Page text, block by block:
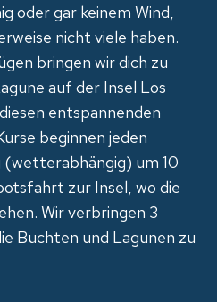
oder gar keinem Wind,
nicht viele haben.
bringen wir dich zu
auf der Insel Los
entspannenden
beginnen jeden
um 10
zur Insel, wo die
Wir verbringen 3
Buchten und Lagunen zu